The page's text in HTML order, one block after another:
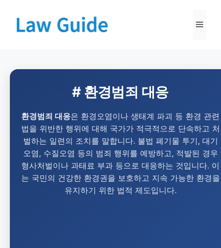
# 환경범죄 대응
환경범죄 대응은 환경오염이나 생태계 파괴 등 환경 관련
법을 위반한 행위에 대해 국가가 적극적으로 단속하고 처
벌하는 일련의 조치를 말합니다. 불법 폐기물 투기, 대기
오염, 수질오염 등의 범죄 행위를 예방하고, 적발된 경우
형사처벌이나 과태료 부과 등으로 대응하는 것입니다. 이
는 국민의 건강한 환경권을 보호하고 지속 가능한 환경을
유지하기 위한 법적 제도입니다.